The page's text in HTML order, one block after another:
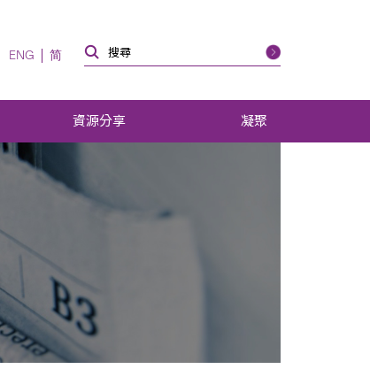
ENG 简
資源分享 凝聚